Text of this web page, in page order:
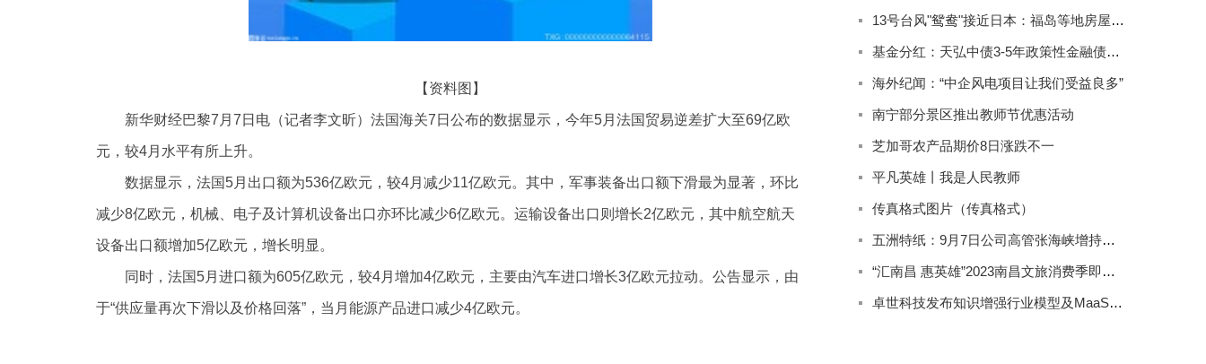
【资料图】
新华财经巴黎7月7日电（记者李文昕）法国海关7日公布的数据显示，今年5月法国贸易逆差扩大至69亿欧
元，较4月水平有所上升。
数据显示，法国5月出口额为536亿欧元，较4月减少11亿欧元。其中，军事装备出口额下滑最为显著，环比
减少8亿欧元，机械、电子及计算机设备出口亦环比减少6亿欧元。运输设备出口则增长2亿欧元，其中航空航天
设备出口额增加5亿欧元，增长明显。
同时，法国5月进口额为605亿欧元，较4月增加4亿欧元，主要由汽车进口增长3亿欧元拉动。公告显示，由
于“供应量再次下滑以及价格回落”，当月能源产品进口减少4亿欧元。
13号台风"鸳鸯"接近日本：福岛等地房屋被淹停电 已致2人死亡
基金分红：天弘中债3-5年政策性金融债基金9月13日分红
海外纪闻：“中企风电项目让我们受益良多”
南宁部分景区推出教师节优惠活动
芝加哥农产品期价8日涨跌不一
平凡英雄丨我是人民教师
传真格式图片（传真格式）
五洲特纸：9月7日公司高管张海峡增持公司股份合计2000股
“汇南昌 惠英雄”2023南昌文旅消费季即将精彩来袭
卓世科技发布知识增强行业模型及MaaS产品系列